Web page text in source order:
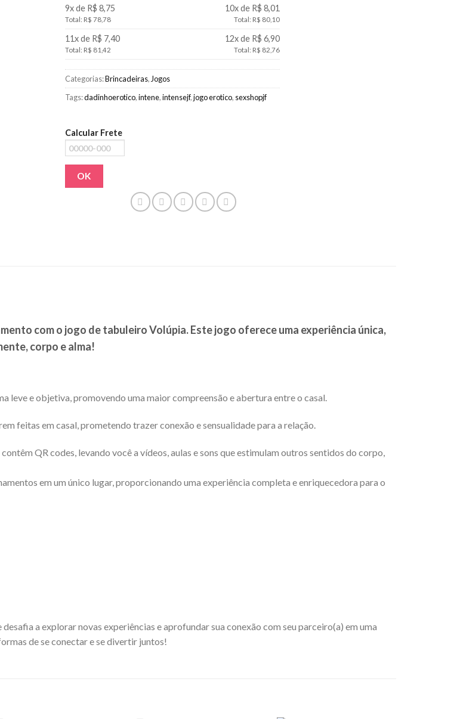
9x de R$ 8,75
Total: R$ 78,78
10x de R$ 8,01
Total: R$ 80,10
11x de R$ 7,40
Total: R$ 81,42
12x de R$ 6,90
Total: R$ 82,76
Categorias:Brincadeiras,Jogos
Tags:dadinhoerotico,intene,intensejf,jogo erotico, sexshopjf
Calcular Frete
OK
com o jogo de tabuleiro Volúpia. Este jogo oferece uma experiência única,
corpo e alma!
leve e objetiva, promovendo uma maior compreensão e abertura entre o casal.
feitas em casal, prometendo trazer conexão e sensualidade para a relação.
QR codes, levando você a vídeos, aulas e sons que estimulam outros sentidos do corpo,
em um único lugar, proporcionando uma experiência completa e enriquecedora para o
a explorar novas experiências e aprofundar sua conexão com seu parceiro(a) em uma
de se conectar e se divertir juntos!